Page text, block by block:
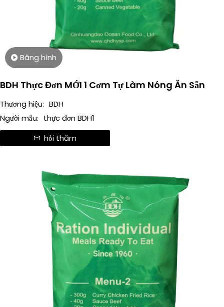
Băng hình
BDH Thực Đơn MỚI 1 Cơm Tự Làm Nóng Ăn Sẵn
Thương hiệu: BDH
Người mẫu: thực đơn BDH1
hỏi thăm